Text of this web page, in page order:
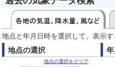
地点と年月日時を選択して、表示
地点の選択
地点の選択をクリア